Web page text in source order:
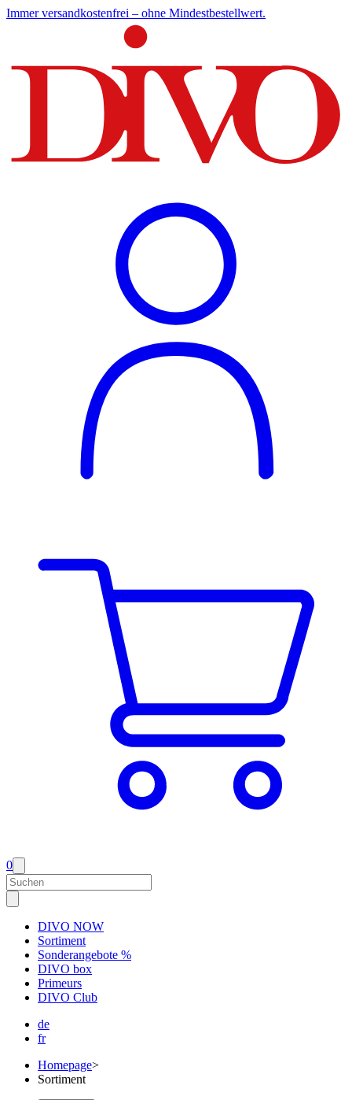
Immer versandkostenfrei – ohne Mindestbestellwert.
0
DIVO NOW
Sortiment
Sonderangebote %
DIVO box
Primeurs
DIVO Club
de
fr
Homepage>
Sortiment